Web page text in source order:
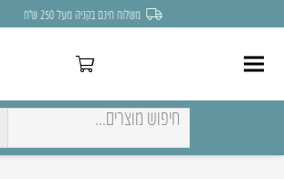
משלוח חינם בקניה מעל 250 ש״ח